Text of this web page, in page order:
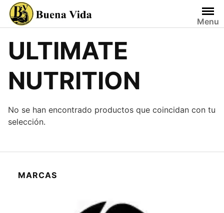
Saltar
contenido
Menu
ULTIMATE
NUTRITION
No se han encontrado productos que coincidan con tu
selección.
MARCAS